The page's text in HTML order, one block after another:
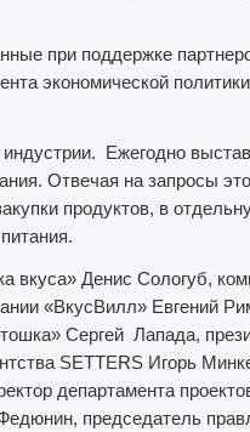
при поддержке
экономической политики
Ежегодно
Отвечая на запросы
продуктов, в
вкуса» Денис Сологуб,
«ВкусВилл» Евгений
Сергей Лапада,
SETTERS Игорь
департамента
председатель